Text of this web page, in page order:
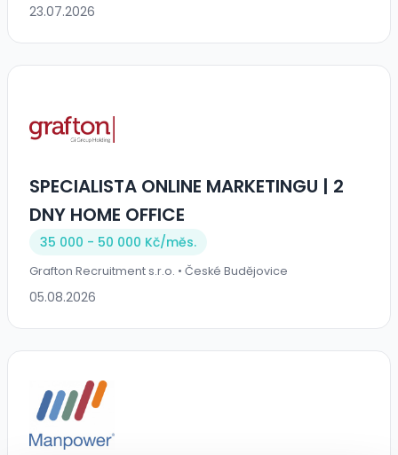
23.07.2026
SPECIALISTA ONLINE MARKETINGU | 2
DNY HOME OFFICE
35 000 - 50 000 Kč/měs.
Grafton Recruitment s.r.o. • České Budějovice
05.08.2026